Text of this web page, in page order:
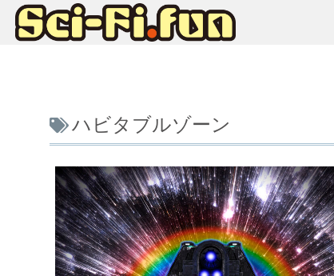
ハビタブルゾーン